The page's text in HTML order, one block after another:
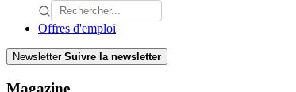
Offres d'emploi
Newsletter Suivre la newsletter
Magazine